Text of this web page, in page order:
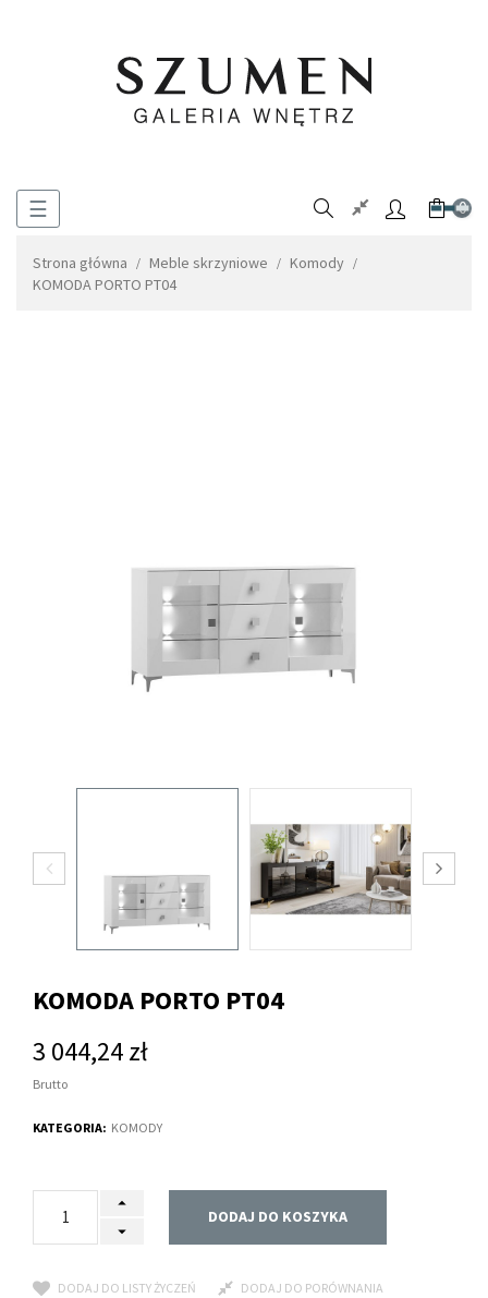
Toggle
☰ 0
Strona główna Meble skrzyniowe
Komody
KOMODA PORTO PT04
KOMODA PORTO PT04
3 044,24 zł
Brutto
KATEGORIA: KOMODY
DODAJ DO KOSZYKA
DODAJ DO LISTY ŻYCZEŃ DODAJ DO PORÓWNANIA